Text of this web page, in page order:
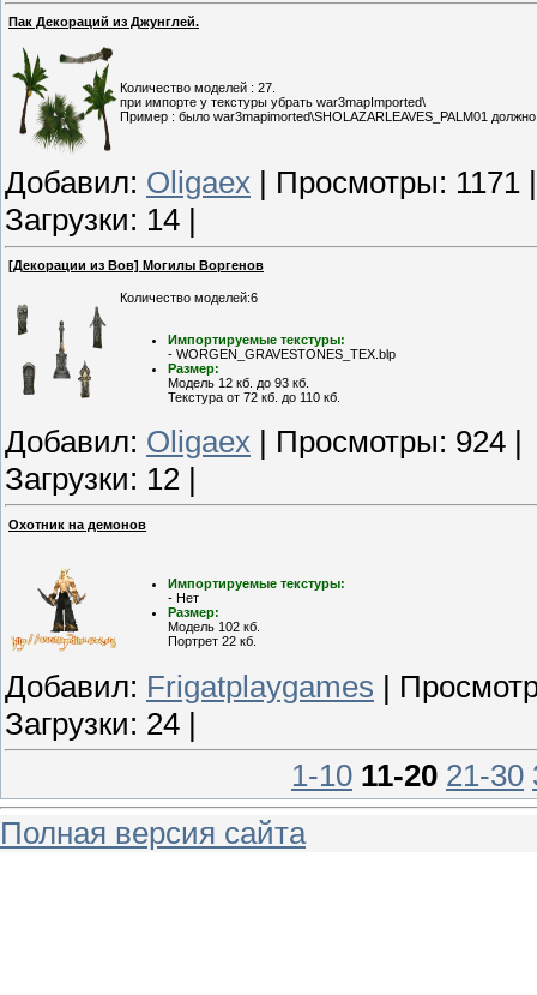
Пак Декораций из Джунглей.
Количество моделей : 27.
при импорте у текстуры убрать war3mapImported\
Пример : было war3mapimorted\SHOLAZARLEAVES_PALM01
Добавил: Oligaex | Просмотры: 1171
Загрузки: 14 |
[Декорации из Вов] Могилы Воргенов
Количество моделей:6
Импортируемые текстуры:
- WORGEN_GRAVESTONES_TEX.blp
Размер:
Модель 12 кб. до 93 кб.
Текстура от 72 кб. до 110 кб.
Добавил: Oligaex | Просмотры: 924 |
Загрузки: 12 |
Охотник на демонов
Импортируемые текстуры:
- Нет
Размер:
Модель 102 кб.
Портрет 22 кб.
Добавил: Frigatplaygames |
Загрузки: 24 |
1-10 11-20 21-30
Полная версия сайта